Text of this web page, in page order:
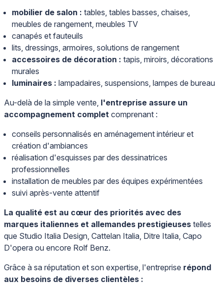
mobilier de salon : tables, tables basses, chaises,
meubles de rangement, meubles TV
canapés et fauteuils
lits, dressings, armoires, solutions de rangement
accessoires de décoration : tapis, miroirs, décorations
murales
luminaires : lampadaires, suspensions, lampes de bureau
Au-delà de la simple vente, l'entreprise assure un
accompagnement complet comprenant :
conseils personnalisés en aménagement intérieur et
création d'ambiances
réalisation d'esquisses par des dessinatrices
professionnelles
installation de meubles par des équipes expérimentées
suivi après-vente attentif
La qualité est au cœur des priorités avec des
marques italiennes et allemandes prestigieuses telles
que Studio Italia Design, Cattelan Italia, Ditre Italia, Capo
D'opera ou encore Rolf Benz.
Grâce à sa réputation et son expertise, l'entreprise répond
aux besoins de diverses clientèles :